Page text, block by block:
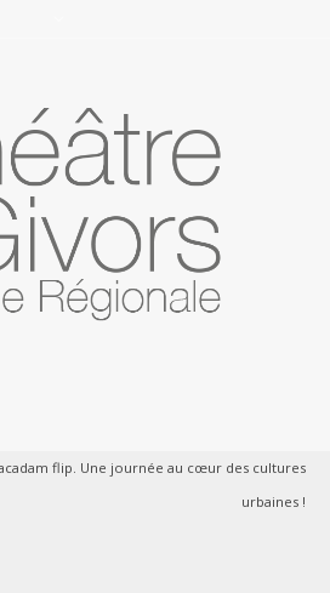
flip. Une journée au cœur des cultures
urbaines !